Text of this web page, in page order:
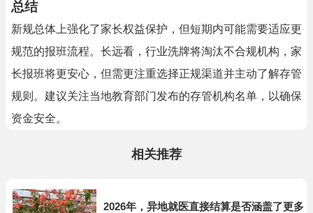
总结
新规总体上强化了家长权益保护，但短期内可能需要适应更
规范的报班流程。长远看，行业洗牌将淘汰不合规机构，家
长报班将更安心，但需更注重选择正规渠道并主动了解存管
规则。建议关注当地教育部门发布的存管机构名单，以确保
资金安全。
相关推荐
2026年，异地就医直接结算是否涵盖了更多